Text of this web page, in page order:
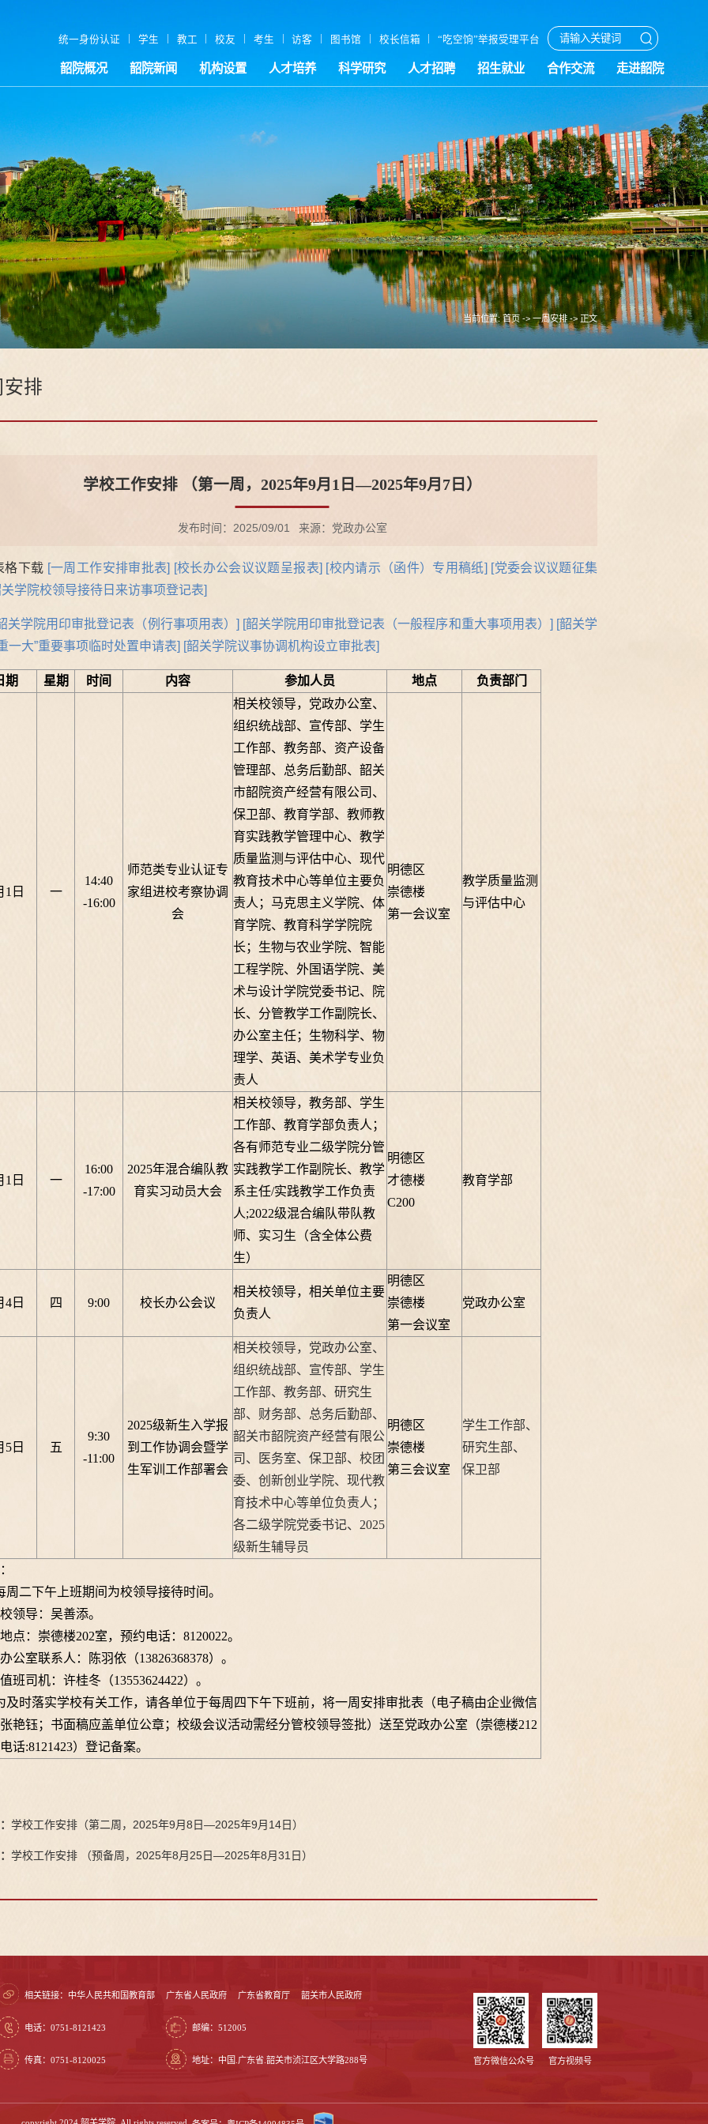
统一身份认证 | 学生 | 教工 | 校友 | 考生 | 访客 | 图书馆 | 校长信箱 | “吃空饷”举报受理平台
韶院概况 韶院新闻 机构设置 人才培养 科学研究 人才招聘 招生就业 合作交流 走进韶院
当前位置:首页 -> 一周安排 -> 正文
安排
学校工作安排 （第一周，2025年9月1日—2025年9月7日）
发布时间：2025/09/01 来源：党政办公室
格下载 [一周工作安排审批表] [校长办公会议议题呈报表] [校内请示（函件）专用稿纸] [党委会议议题征集
学院校领导接待日来访事项登记表]
关学院用印审批登记表（例行事项用表）] [韶关学院用印审批登记表（一般程序和重大事项用表）] [韶关学
一大”重要事项临时处置申请表] [韶关学院议事协调机构设立审批表]
期 星期 时间 内容 参加人员 地点 负责部门
1日 一
14:40
-16:00
师范类专业认证专
家组进校考察协调
会
相关校领导，党政办公室、
组织统战部、宣传部、学生
工作部、教务部、资产设备
管理部、总务后勤部、韶关
市韶院资产经营有限公司、
保卫部、教育学部、教师教
育实践教学管理中心、教学
质量监测与评估中心、现代
教育技术中心等单位主要负
责人；马克思主义学院、体
育学院、教育科学学院院
长；生物与农业学院、智能
工程学院、外国语学院、美
术与设计学院党委书记、院
长、分管教学工作副院长、
办公室主任；生物科学、物
理学、英语、美术学专业负
责人
明德区
崇德楼
第一会议室
教学质量监测
与评估中心
1日 一
16:00
-17:00
2025年混合编队教
育实习动员大会
相关校领导，教务部、学生
工作部、教育学部负责人；
各有师范专业二级学院分管
实践教学工作副院长、教学
系主任/实践教学工作负责
人;2022级混合编队带队教
师、实习生（含全体公费
生）
明德区
才德楼
C200
教育学部
4日 四 9:00 校长办公会议
相关校领导，相关单位主要
负责人
明德区
崇德楼
第一会议室
党政办公室
5日 五
9:30
-11:00
2025级新生入学报
到工作协调会暨学
生军训工作部署会
相关校领导，党政办公室、
组织统战部、宣传部、学生
工作部、教务部、研究生
部、财务部、总务后勤部、
韶关市韶院资产经营有限公
司、医务室、保卫部、校团
委、创新创业学院、现代教
育技术中心等单位负责人；
各二级学院党委书记、 2025
级新生辅导员
明德区
崇德楼
第三会议室
学生工作部、
研究生部、
保卫部
周二下午上班期间为校领导接待时间。
领导：吴善添。
点：崇德楼202室，预约电话：8120022。
公室联系人：陈羽依（13826368378）。
班司机： 许桂冬（13553624422） 。
及时落实学校有关工作，请各单位于每周四下午下班前，将一周安排审批表（电子稿由企业微信
艳钰；书面稿应盖单位公章；校级会议活动需经分管校领导签批）送至党政办公室（崇德楼212
话:8121423）登记备案。
学校工作安排（第二周，2025年9月8日—2025年9月14日）
学校工作安排 （预备周，2025年8月25日—2025年8月31日）
相关链接： 中华人民共和国教育部 广东省人民政府 广东省教育厅 韶关市人民政府
电话：0751-8121423 邮编：512005
传真：0751-8120025 地址：中国.广东省.韶关市浈江区大学路288号 官方微信公众号 官方视频号